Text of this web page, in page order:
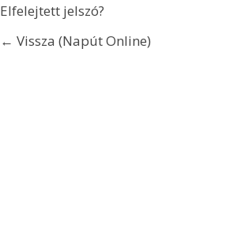
Elfelejtett jelszó?
← Vissza (Napút Online)